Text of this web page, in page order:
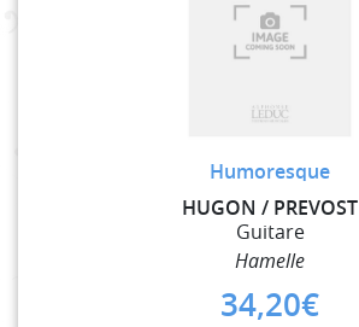
Humoresque
HUGON / PREVOST
Guitare
Hamelle
34,20€